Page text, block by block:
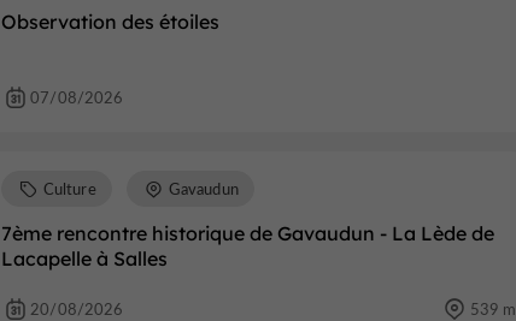
Observation des étoiles
07/08/2026
7ème rencontre historique de Gavaudun - La Lède de
Lacapelle à Salles
Culture Gavaudun
20/08/2026 539 m